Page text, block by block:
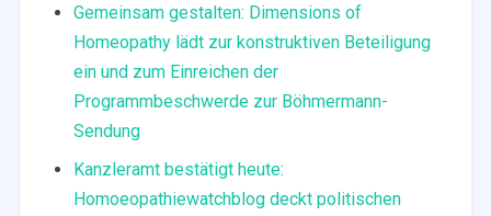
Gemeinsam gestalten: Dimensions of
Homeopathy lädt zur konstruktiven Beteiligung
ein und zum Einreichen der
Programmbeschwerde zur Böhmermann-
Sendung
Kanzleramt bestätigt heute:
Homoeopathiewatchblog deckt politischen